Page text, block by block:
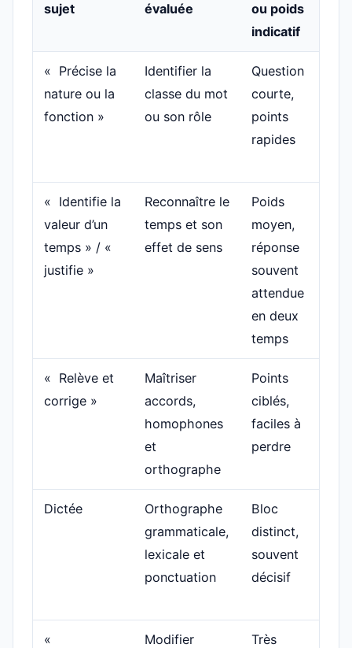
sujet
évaluée
ou poids
indicatif
« Précise la
nature ou la
fonction »
Identifier la
classe du mot
ou son rôle
Question
courte,
points
rapides
« Identifie la
valeur d’un
temps » / «
justifie »
Reconnaître le
temps et son
effet de sens
Poids
moyen,
réponse
souvent
attendue
en deux
temps
« Relève et
corrige »
Maîtriser
accords,
homophones
et
orthographe
Points
ciblés,
faciles à
perdre
Dictée
Orthographe
grammaticale,
lexicale et
ponctuation
Bloc
distinct,
souvent
décisif
«
Modifier
Très